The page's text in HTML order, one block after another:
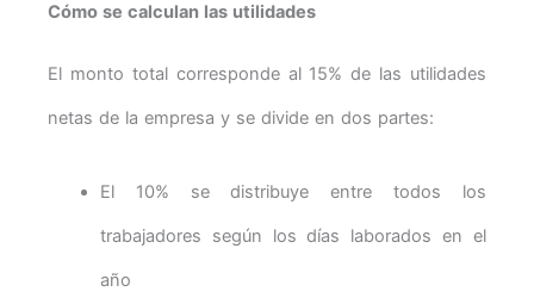
Cómo se calculan las utilidades
El monto total corresponde al 15% de las utilidades
netas de la empresa y se divide en dos partes:
El 10% se distribuye entre todos los
trabajadores según los días laborados en el
año